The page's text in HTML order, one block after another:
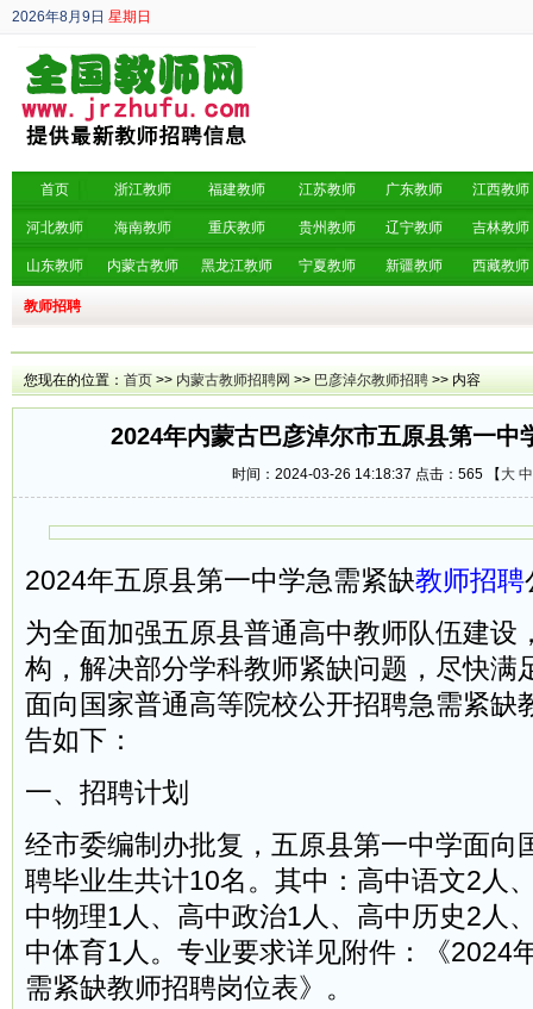
2026年8月9日 星期日
丙午年 六月廿七
首页 浙江教师 福建教师 江苏教师 广东教师 江西教师
河北教师 海南教师 重庆教师 贵州教师 辽宁教师 吉林教师
山东教师 内蒙古教师 黑龙江教师 宁夏教师 新疆教师 西藏教师
教师招聘
您现在的位置： 首页 >> 内蒙古教师招聘网 >> 巴彦淖尔教师招聘 >> 内容
2024年内蒙古巴彦淖尔市五原县第一中
时间：2024-03-26 14:18:37 点击： 565 【 大 中
2024年五原县第一中学急需紧缺教师招聘
为全面加强五原县普通高中教师队伍建设
构，解决部分学科教师紧缺问题，尽快满
面向国家普通高等院校公开招聘急需紧缺
告如下：
一、招聘计划
经市委编制办批复，五原县第一中学面向
聘毕业生共计10名。其中：高中语文2人
中物理1人、高中政治1人、高中历史2人
中体育1人。专业要求详见附件：《2024
需紧缺教师招聘岗位表》。